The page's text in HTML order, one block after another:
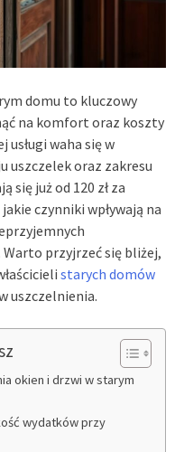
domu to kluczowy
na komfort oraz koszty
waha się w
uszczelek oraz zakresu
się już od 120 zł za
czynniki wpływają na
przyjrzeć się bliżej,
starych domów
uszczelnienia.
okien i drzwi w starym
wydatków przy